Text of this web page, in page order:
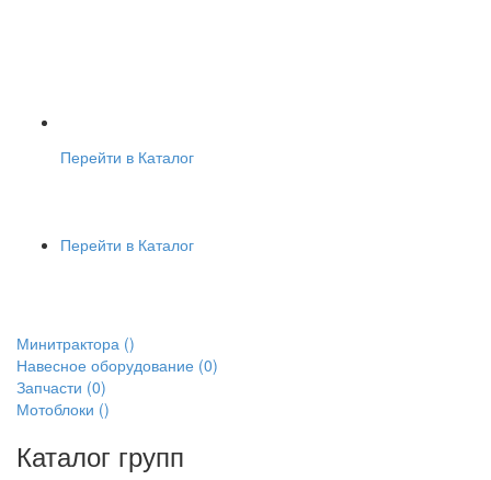
Перейти в Каталог
Перейти в Каталог
Минитрактора ()
Навесное оборудование (0)
Запчасти (0)
Мотоблоки ()
Каталог групп